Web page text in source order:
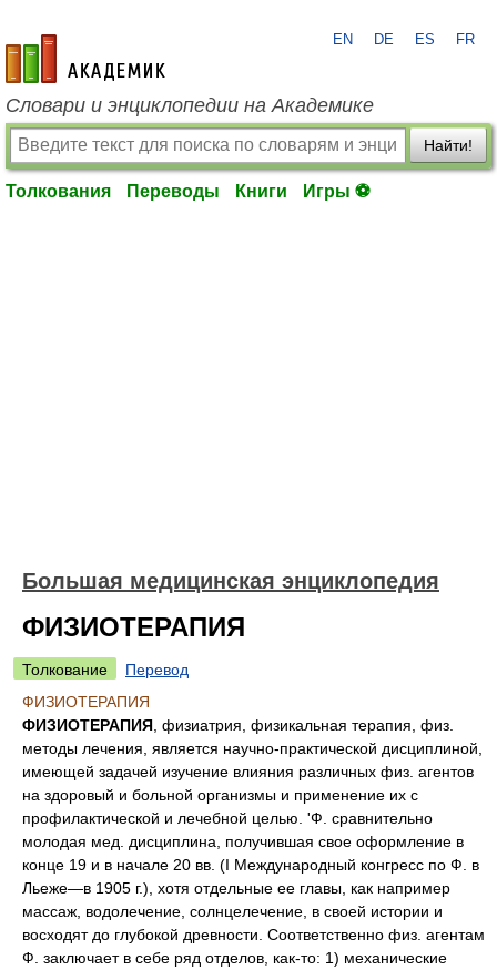
academic.ru
EN DE ES FR
Словари и энциклопедии на Академике
Найти!
Толкования Переводы Книги Игры ⚽
Большая медицинская энциклопедия
ФИЗИОТЕРАПИЯ
Толкование
Перевод
ФИЗИОТЕРАПИЯ
ФИЗИОТЕРАПИЯ , физиатрия, физикальная терапия, физ.
методы лечения, является научно-практической дисциплиной,
имеющей задачей изучение влияния различных физ. агентов
на здоровый и больной организмы и применение их с
профилактической и лечебной целью. 'Ф. сравнительно
молодая мед. дисциплина, получившая свое оформление в
конце 19 и в начале 20 вв. (I Международный конгресс по Ф. в
Льеже—в 1905 г.), хотя отдельные ее главы, как например
массаж, водолечение, солнцелечение, в своей истории и
восходят до глубокой древности. Соответственно физ. агентам
Ф. заключает в себе ряд отделов, как-то: 1) механические